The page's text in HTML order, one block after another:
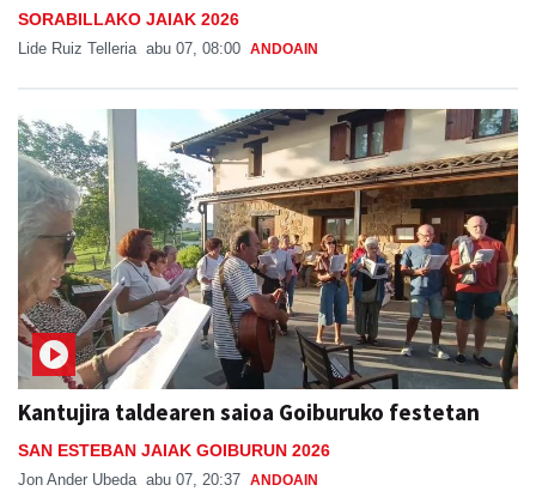
SORABILLAKO JAIAK 2026
Lide Ruiz Telleria abu 07, 08:00 ANDOAIN
Kantujira taldearen saioa Goiburuko festetan
SAN ESTEBAN JAIAK GOIBURUN 2026
Jon Ander Ubeda abu 07, 20:37 ANDOAIN